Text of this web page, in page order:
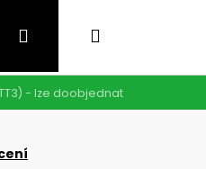
PřihlášeníNákupní
košík
- lze doobjednat